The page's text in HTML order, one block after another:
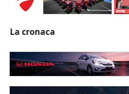
La cronaca